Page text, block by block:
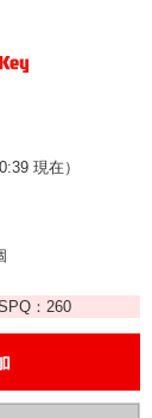
現在）
： 260